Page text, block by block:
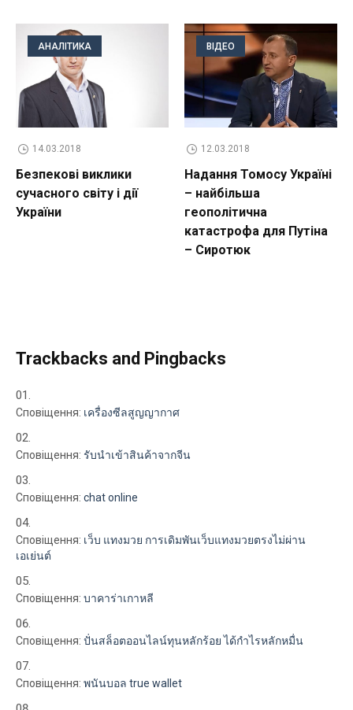
АНАЛІТИКА
14.03.2018
Безпекові виклики
сучасного світу і дії
України
ВІДЕО
12.03.2018
Надання Томосу Україні
– найбільша
геополітична
катастрофа для Путіна
– Сиротюк
Trackbacks and Pingbacks
Сповіщення: เครื่องซีลสูญญากาศ
Сповіщення: รับนำเข้าสินค้าจากจีน
Сповіщення: chat online
Сповіщення: เว็บ แทงมวย การเดิมพันเว็บแทงมวยตรงไม่ผ่าน
เอเย่นต์
Сповіщення: บาคาร่าเกาหลี
Сповіщення: ปั่นสล็อตออนไลน์ทุนหลักร้อย ได้กำไรหลักหมื่น
Сповіщення: พนันบอล true wallet